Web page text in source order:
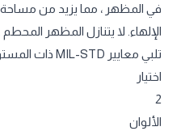
في المظهر ، مما يزيد من
تلبي معايير MIL-STD ذات المستوى العسكري.
اختيار
2
الألوان